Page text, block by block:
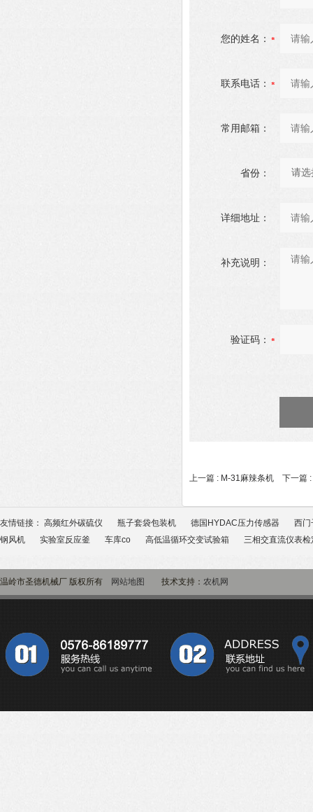
您的姓名：
联系电话：
常用邮箱：
省份：
详细地址：
补充说明：
验证码：
上一篇 : M-31麻辣条机 下一篇
友情链接： 高频红外碳硫仪 瓶子套袋包装机 德国HYDAC压力传感器
西门
钢风机
实验室反应釜 车库co 高低温循环交变试验箱 三相交直流仪表检
温岭市圣德机械厂 版权所有 网站地图 技术支持： 农机网